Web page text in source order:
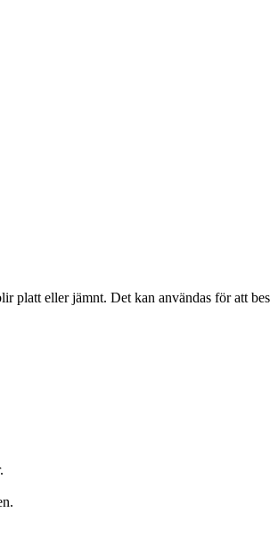
platt eller jämnt. Det kan användas för att